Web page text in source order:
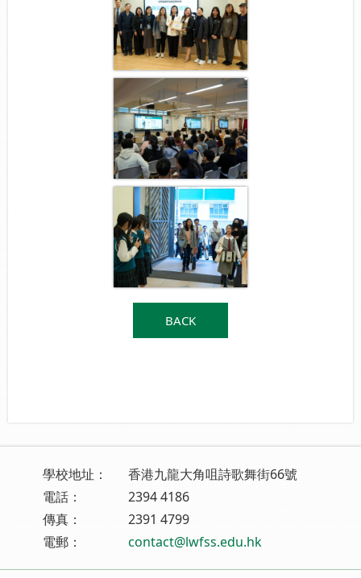
BACK
學校地址：
香港九龍大角咀詩歌舞街66號
電話：
2394 4186
傳真：
2391 4799
電郵：
contact@lwfss.edu.hk